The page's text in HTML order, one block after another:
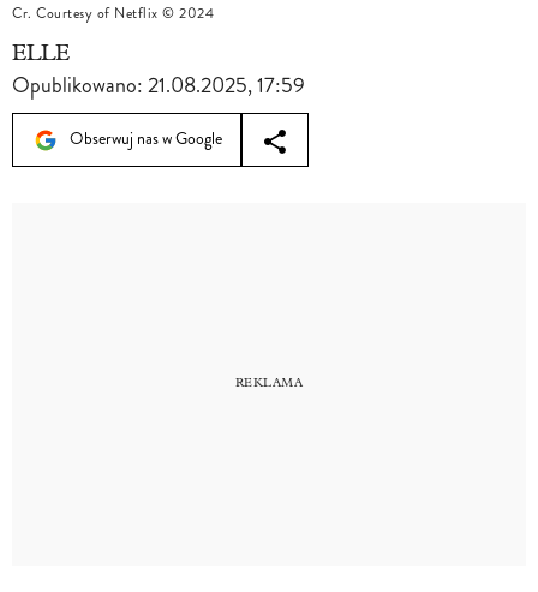
Cr. Courtesy of Netflix © 2024
ELLE
Opublikowano:21.08.2025, 17:59
Obserwuj nas w Google